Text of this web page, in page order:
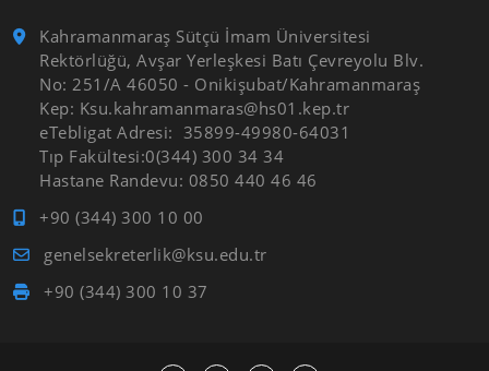
Kahramanmaraş Sütçü İmam Üniversitesi
Rektörlüğü, Avşar Yerleşkesi Batı Çevreyolu Blv.
No: 251/A 46050 - Onikişubat/Kahramanmaraş
Kep: Ksu.kahramanmaras@hs01.kep.tr
eTebligat Adresi: 35899-49980-64031
Tıp Fakültesi:0(344) 300 34 34
Hastane Randevu: 0850 440 46 46
+90 (344) 300 10 00
genelsekreterlik@ksu.edu.tr
+90 (344) 300 10 37